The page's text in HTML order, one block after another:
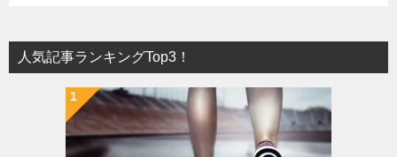
人気記事ランキングTop3！